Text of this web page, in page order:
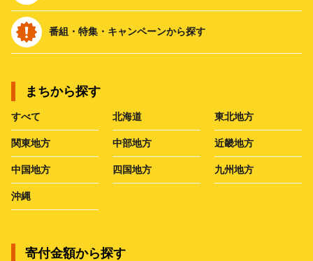
番組・特集・キャンペーンから探す
まちから探す
すべて 北海道 東北地方
関東地方 中部地方 近畿地方
中国地方 四国地方 九州地方
沖縄
寄付金額から探す